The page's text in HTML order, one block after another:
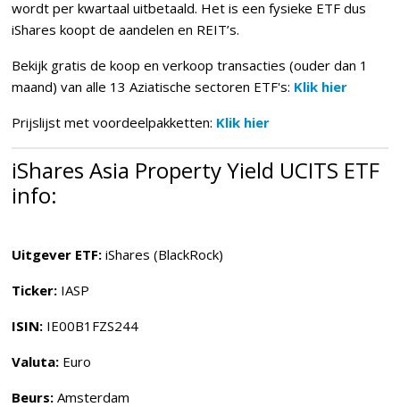
wordt per kwartaal uitbetaald. Het is een fysieke ETF dus
iShares koopt de aandelen en REIT’s.
Bekijk gratis de koop en verkoop transacties (ouder dan 1
maand) van alle 13 Aziatische sectoren ETF's: Klik hier
Prijslijst met voordeelpakketten: Klik hier
iShares Asia Property Yield UCITS ETF
info:
Uitgever ETF: iShares (BlackRock)
Ticker: IASP
ISIN: IE00B1FZS244
Valuta: Euro
Beurs: Amsterdam